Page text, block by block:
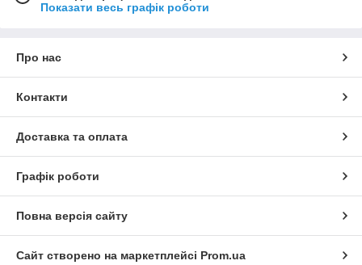
Показати весь графік роботи
Про нас
Контакти
Доставка та оплата
Графік роботи
Повна версія сайту
Сайт створено на маркетплейсі Prom.ua